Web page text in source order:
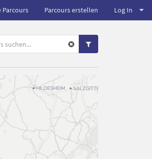
Parcours Parcours erstellen Log In